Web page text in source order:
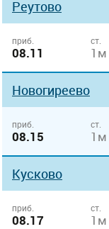
Реутово
приб.
08.11
ст.
1м
Новогиреево
приб.
08.15
ст.
1м
Кусково
приб.
08.17
ст.
1м